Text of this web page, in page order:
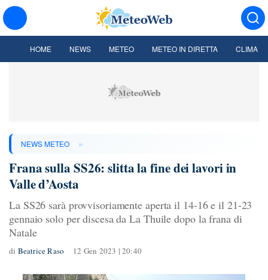
HOME NEWS METEO METEO IN DIRETTA CLIMA
NEWS METEO »
Frana sulla SS26: slitta la fine dei lavori in
Valle d’Aosta
La SS26 sarà provvisoriamente aperta il 14-16 e il 21-23
gennaio solo per discesa da La Thuile dopo la frana di
Natale
di Beatrice Raso 12 Gen 2023 | 20:40